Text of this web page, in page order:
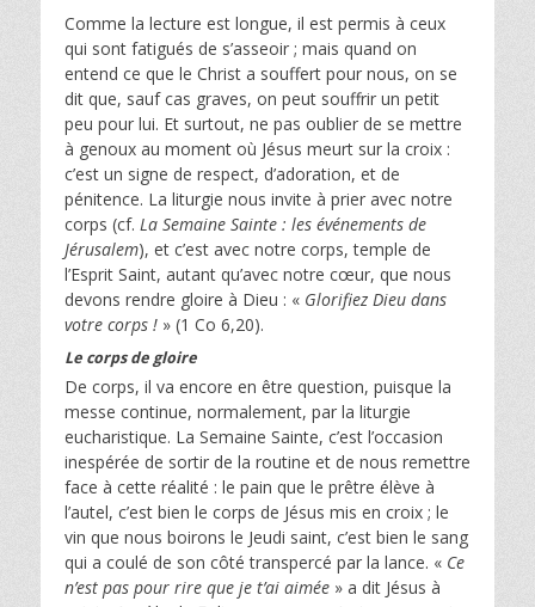
Comme la lecture est longue, il est permis à ceux
qui sont fatigués de s’asseoir ; mais quand on
entend ce que le Christ a souffert pour nous, on se
dit que, sauf cas graves, on peut souffrir un petit
peu pour lui. Et surtout, ne pas oublier de se mettre
à genoux au moment où Jésus meurt sur la croix :
c’est un signe de respect, d’adoration, et de
pénitence. La liturgie nous invite à prier avec notre
corps (cf. La Semaine Sainte : les événements de
Jérusalem), et c’est avec notre corps, temple de
l’Esprit Saint, autant qu’avec notre cœur, que nous
devons rendre gloire à Dieu : « Glorifiez Dieu dans
votre corps ! » (1 Co 6,20).
Le corps de gloire
De corps, il va encore en être question, puisque la
messe continue, normalement, par la liturgie
eucharistique. La Semaine Sainte, c’est l’occasion
inespérée de sortir de la routine et de nous remettre
face à cette réalité : le pain que le prêtre élève à
l’autel, c’est bien le corps de Jésus mis en croix ; le
vin que nous boirons le Jeudi saint, c’est bien le sang
qui a coulé de son côté transpercé par la lance. « Ce
n’est pas pour rire que je t’ai aimée » a dit Jésus à